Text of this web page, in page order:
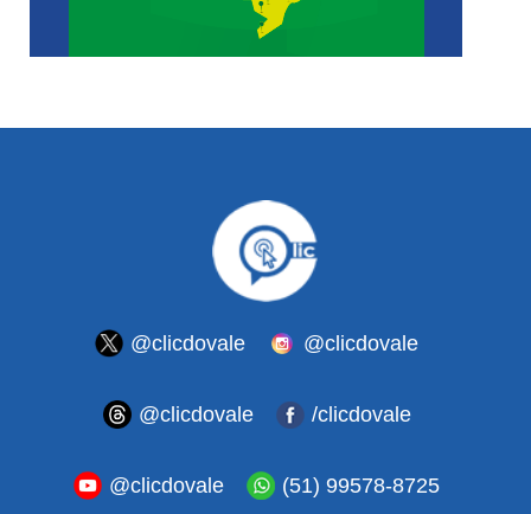
@clicdovale @clicdovale
@clicdovale /clicdovale
@clicdovale (51) 99578-8725